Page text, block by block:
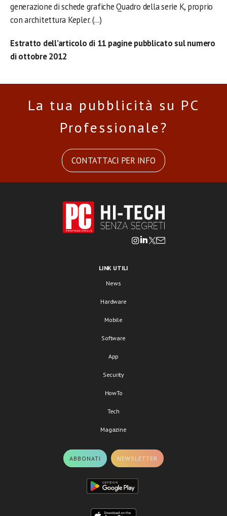
generazione di schede grafiche Quadro della serie K, proprio
con architettura Kepler. (…)
Estratto dell’articolo di 11 pagine pubblicato sul numero
di ottobre 2012
La tua pubblicità su PC
Professionale?
CONTATTACI PER INFO
LINK UTILI
News
Hardware
Mobile
Software
App
Security
HowTo
Tech
Magazine
ABBONATI NEWSLETTER